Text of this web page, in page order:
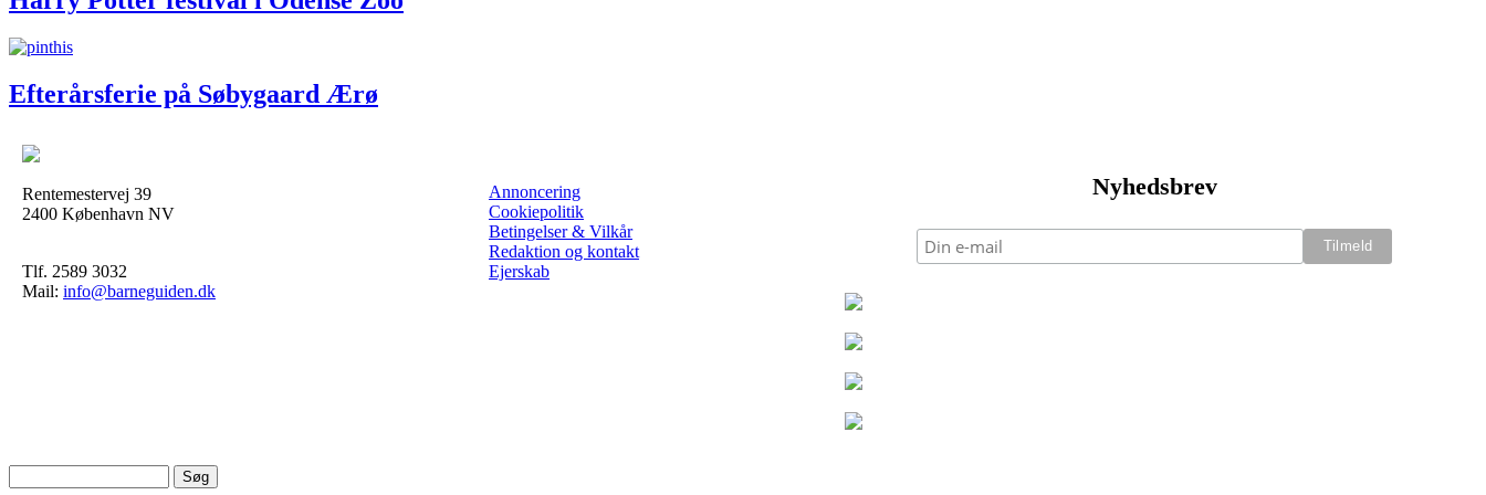
Efterårsferie på Søbygaard Ærø
Rentemestervej 39
2400 København NV
Tlf. 2589 3032
Mail: info@barneguiden.dk
Annoncering
Cookiepolitik
Betingelser & Vilkår
Redaktion og kontakt
Ejerskab
Nyhedsbrev